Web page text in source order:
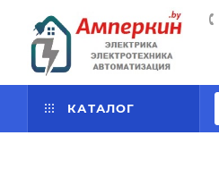
КАТАЛОГ